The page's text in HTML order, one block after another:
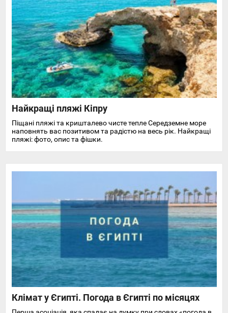
Найкращі пляжі Кіпру
Піщані пляжі та кришталево чисте тепле Середземне море
наповнять вас позитивом та радістю на весь рік. Найкращі
пляжі: фото, опис та фішки.
Клімат у Єгипті. Погода в Єгипті по місяцях